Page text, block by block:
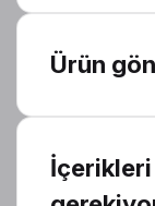
Ürün
İçerikleri